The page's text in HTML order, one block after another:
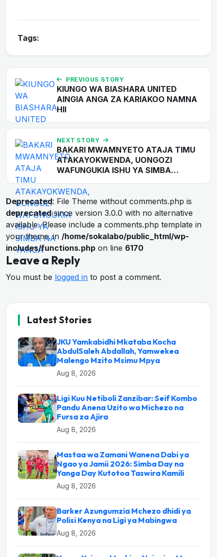
Tags:
PREVIOUS STORY
KIUNGO WA BIASHARA UNITED
AINGIA ANGA ZA KARIAKOO NAMNA
HII
NEXT STORY
BAKARI MWAMNYETO ATAJA TIMU
ATAKAYOKWENDA, UONGOZI
WAFUNGUKIA ISHU YA SIMBA…
Deprecated: File Theme without comments.php is
deprecatedsince version 3.0.0 with no alternative
available. Please include a comments.php template in
your theme. in /home/sokalabo/public_html/wp-
includes/functions.php on line 6170
Leave a Reply
You must be logged in to post a comment.
Latest Stories
JKU Yamkabidhi Mkataba Kocha
AbdulSaleh Abdallah, Yamwekea
Malengo Mzito Msimu Mpya
Aug 8, 2026
Ligi Kuu Netiboli Zanzibar: Seif Kombo
Pandu Anena Uzito wa Michezo na
Fursa za Ajira
Aug 8, 2026
Mastaa wa Zamani Wanena Dabi ya
Ngao ya Jamii 2026: Simba Day na
Yanga Day Kutotoa Taswira Kamili
Aug 8, 2026
Barker Azungumzia Mchezo dhidi ya
Polisi Kenya na Ligi ya Mabingwa
Aug 8, 2026